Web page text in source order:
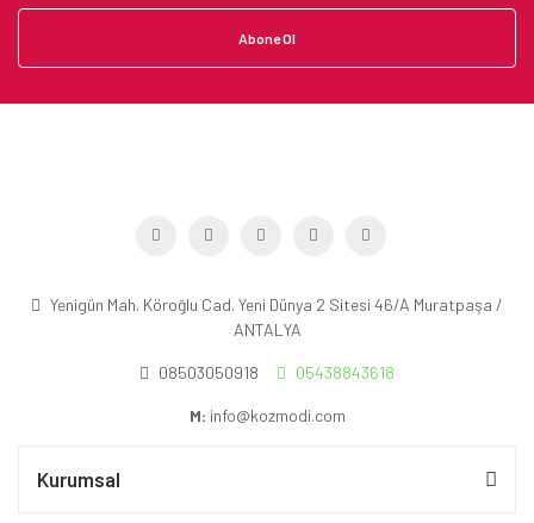
Abone Ol
Yenigün Mah. Köroğlu Cad. Yeni Dünya 2 Sitesi 46/A Muratpaşa /
ANTALYA
08503050918 05438843618
M: info@kozmodi.com
Kurumsal